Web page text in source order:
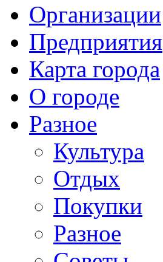
Организации
Предприятия
Карта города
О городе
Разное
Культура
Отдых
Покупки
Разное